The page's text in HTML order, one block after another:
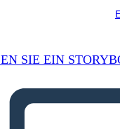
SIE EIN